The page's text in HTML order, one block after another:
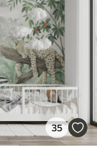
35